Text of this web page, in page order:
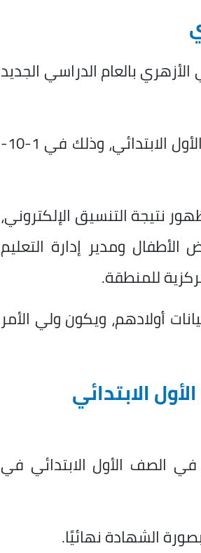
بالعام الدراسي الجديد
لا يقل عن 6 سنوات ولا يزيد على 9 سنوات للصف الأول الابتدائي، وذلك في 1-10-
نتيجة التنسيق الإلكتروني،
ومدير إدارة التعليم
للمنطقة.
أولادهم، ويكون ولي الأمر
الابتدائي
الصف الأول الابتدائي في
الشهادة نهائيًا.